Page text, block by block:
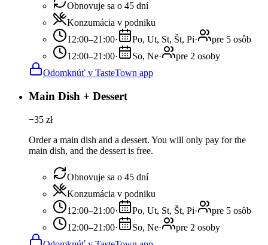
Obnovuje sa o 45 dní
Konzumácia v podniku
12:00–21:00· Po, Ut, St, Št, Pi·
pre 5 osôb
12:00–21:00· So, Ne·
pre 2 osoby
Odomknúť v TasteTown app
Main Dish + Dessert
−35 zł
Order a main dish and a dessert. You will only pay for the
main dish, and the dessert is free.
Obnovuje sa o 45 dní
Konzumácia v podniku
12:00–21:00· Po, Ut, St, Št, Pi·
pre 5 osôb
12:00–21:00· So, Ne·
pre 2 osoby